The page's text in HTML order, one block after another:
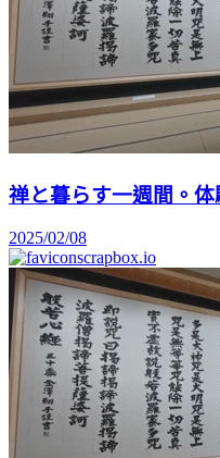
禅と暮らす一週間。
2025/02/08
scrapbox.io